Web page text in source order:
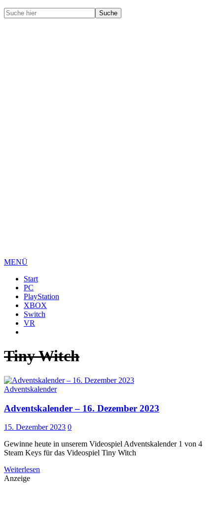
MENÜ
Start
PC
PlayStation
XBOX
Switch
VR
Tiny Witch
Adventskalender
Adventskalender – 16. Dezember 2023
15. Dezember 2023 0
Gewinne heute in unserem Videospiel Adventskalender 1 von 4
Steam Keys für das Videospiel Tiny Witch
Weiterlesen
Anzeige